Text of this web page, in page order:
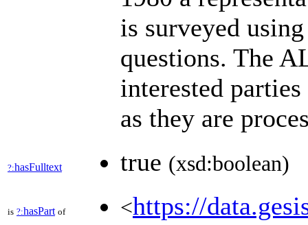
is surveyed
questions. The
interested
as they are
?:hasFulltext true (xsd:boolean)
is ?:hasPart of <https://